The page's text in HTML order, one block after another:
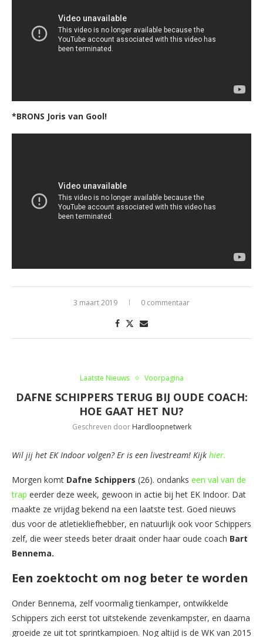
*BRONS Joris van Gool!
3 maart 2019 0 commentaar
Laatste Nieuws Voorpagina
DAFNE SCHIPPERS TERUG BIJ OUDE COACH:
HOE GAAT HET NU?
Geschreven door Hardloopnetwerk
Wil jij het EK Indoor volgen? Er is een livestream! Kijk hier.
Morgen komt Dafne Schippers (26). ondanks een val van de
trap eerder deze week, gewoon in actie bij het EK Indoor. Dat
maakte ze vrijdag bekend na een laatste test. Goed nieuws
dus voor de atletiekliefhebber, en natuurlijk ook voor Schippers
zelf, die weer steeds beter draait onder haar oude coach Bart
Bennema.
Een zoektocht om nog beter te worden
Onder Bennema, zelf voormalig tienkamper, ontwikkelde
Schippers zich eerst tot uitstekende zevenkampster, en daarna
groeide ze uit tot sprintkampioen. Nog altijd is de WK van 2015